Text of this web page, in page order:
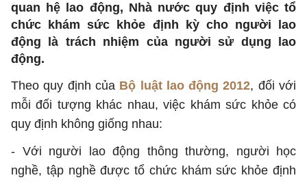
quan hệ lao động, Nhà nước quy định việc tổ
chức khám sức khỏe định kỳ cho người lao
động là trách nhiệm của người sử dụng lao
động.
Theo quy định của Bộ luật lao động 2012, đối với
mỗi đối tượng khác nhau, việc khám sức khỏe có
quy định không giống nhau:
- Với người lao động thông thường, người học
nghề, tập nghề được tổ chức khám sức khỏe định